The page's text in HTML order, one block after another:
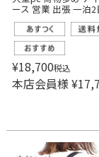
ース 営業 出張 一泊2
¥18,700税込
本店会員様¥